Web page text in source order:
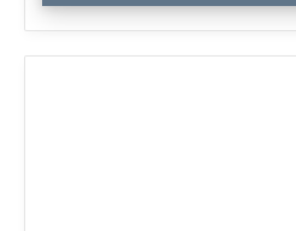
Pizza
Tray
Menge